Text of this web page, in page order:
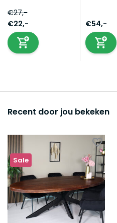
€27,-
€22,-
€54,-
Recent door jou bekeken
Sale